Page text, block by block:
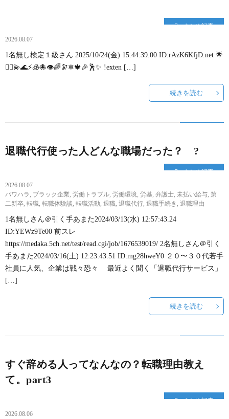
れ
談
まとめ記事
2026.08.07
1名無し検定１級さん 2025/10/24(金) 15:44:39.00 ID:rAzK6KfjD.net 🌟
🧜‍♀💫🌊⚡🧊🐙👁🌈🔭❄🍁🎉🕺✨ !exten […]
続きを読む
退職代行使った人どんな職場だった？ ?
まとめ記事
2026.08.07
パワハラ , ブラック企業, 労働トラブル, 労働環境, 労基, 弁護士, 未払い給与, 第
二新卒, 転職, 転職体験談, 転職活動, 退職, 退職代行, 退職手続き , 退職理由
1名無しさん＠引く手あまた2024/03/13(水) 12:57:43.24
ID:YEWz9Te00 前スレ
https://medaka.5ch.net/test/read.cgi/job/1676539019/ 2名無しさん＠引く
手あまた2024/03/16(土) 12:23:43.51 ID:mg28hweY0 ２０〜３０代若手
社員に人気、企業は戦々恐々 最近よく聞く「退職代行サービス」
[…]
続きを読む
すぐ辞める人ってなんなの？転職理由教え
て。part3
まとめ記事
2026.08.06